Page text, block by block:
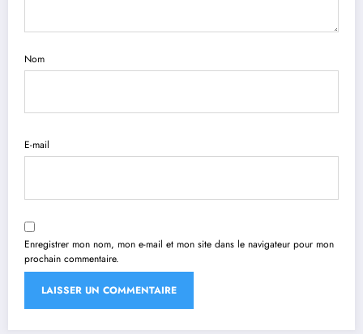
Nom
E-mail
Enregistrer mon nom, mon e-mail et mon site dans le navigateur pour mon
prochain commentaire.